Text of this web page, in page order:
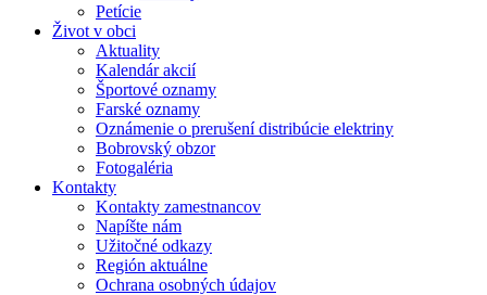
Petície
Život v obci
Aktuality
Kalendár akcií
Športové oznamy
Farské oznamy
Oznámenie o prerušení distribúcie elektriny
Bobrovský obzor
Fotogaléria
Kontakty
Kontakty zamestnancov
Napíšte nám
Užitočné odkazy
Región aktuálne
Ochrana osobných údajov